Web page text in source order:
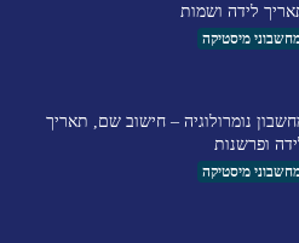
לידה ושמות
מיסטיקה
נומרולוגיה – חישוב שם, תאריך
ופרשנות
מיסטיקה